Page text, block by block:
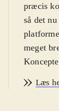
præcis
så det
meget
Læs